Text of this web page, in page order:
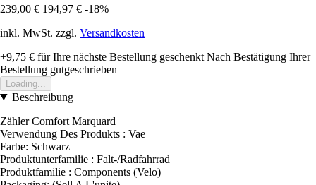
239,00 € 194,97 € -18%
inkl. MwSt. zzgl. Versandkosten
+9,75 € für Ihre nächste Bestellung geschenkt Nach Bestätigung Ihrer
Bestellung gutgeschrieben
Loading...
Beschreibung
Zähler Comfort Marquard
Verwendung Des Produkts : Vae
Farbe: Schwarz
Produktunterfamilie : Falt-/Radfahrrad
Produktfamilie : Components (Velo)